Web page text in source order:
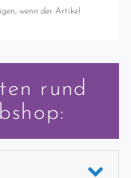
wenn der Artikel
rund